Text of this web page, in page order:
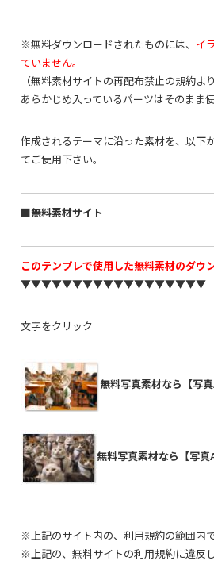
※無料ダウンロードされたものには、 イ
ていません。
（無料素材サイトの再配布禁止の規約より
あらかじめ入っているパーツはそのまま使
作成されるテーマに沿った素材を、以下
てご使用下さい。
■無料素材サイト
このテンプレで使用した無料素材のダウ
▼▼▼▼▼▼▼▼▼▼▼▼▼▼▼▼▼▼
文字をクリック
無料写真素材なら【写真
無料写真素材なら【写真
※上記のサイト内の、利用規約の範囲内
※上記の、無料サイトの利用規約に違反